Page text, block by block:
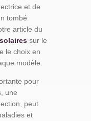
et de
tombé
article du
sur le
le choix en
modèle.
pour
une
peut
et